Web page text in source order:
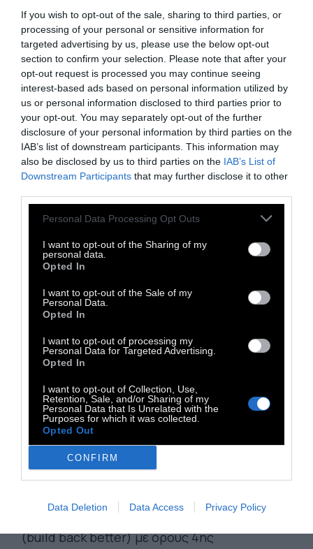
If you wish to opt-out of the sale, sharing to third parties, or
processing of your personal or sensitive information for
targeted advertising by us, please use the below opt-out
section to confirm your selection. Please note that after your
opt-out request is processed you may continue seeing
interest-based ads based on personal information utilized by
us or personal information disclosed to third parties prior to
your opt-out. You may separately opt-out of the further
disclosure of your personal information by third parties on the
IAB’s list of downstream participants. This information may
also be disclosed by us to third parties on the IAB’s List of
Downstream Participants that may further disclose it to other
Personal Data Processing Opt Outs
I want to opt-out of the Sharing of my
personal data.
Opted In
I want to opt-out of the Sale of my
Personal Data.
Opted In
I want to opt-out of processing my
Personal Data for Targeted Advertising.
Opted In
I want to opt-out of Collection, Use,
Retention, Sale, and/or Sharing of my
Personal Data that Is Unrelated with the
Purposes for which it was collected.
Opted Out
CONFIRM
Data Deletion Data Access Privacy Policy
προστασίας της δημόσιας υγείας, ήταν στην
ουσία μέτρα δημόσιας τάξης και
επιχειρήσεις ψυχολογικού πολέμου (Psy-
Ops) που συντελούσαν στην
καταστολήτης κοινωνίας και την
ελεγχόμενη κατεδάφιση
της οικονομίας,
προκειμένου να χτιστούν ξανά καλύτερα
(build back better) με όρους 4ης